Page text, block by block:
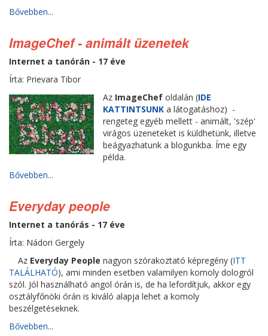
Bővebben...
ImageChef - animált üzenetek
Internet a tanórán - 17 éve
Írta: Prievara Tibor
Az ImageChef oldalán (IDE
KATTINTSUNK a látogatáshoz) -
rengeteg egyéb mellett - animált, 'szép'
virágos üzeneteket is küldhetünk, illetve
beágyazhatunk a blogunkba. Íme egy
példa.
Bővebben...
Everyday people
Internet a tanórás - 17 éve
Írta: Nádori Gergely
Az Everyday People nagyon szórakoztató képregény (ITT
TALÁLHATÓ), ami minden esetben valamilyen komoly dologról
szól. Jól használható angol órán is, de ha lefordítjuk, akkor egy
osztályfőnöki órán is kiváló alapja lehet a komoly
beszélgetéseknek.
Bővebben...